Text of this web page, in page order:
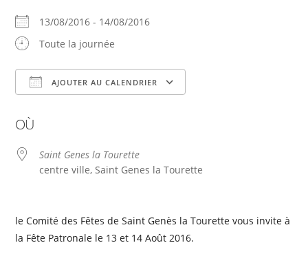
13/08/2016 - 14/08/2016
Toute la journée
AJOUTER AU CALENDRIER
OÙ
Saint Genes la Tourette
centre ville, Saint Genes la Tourette
le Comité des Fêtes de Saint Genès la Tourette vous invite à
la Fête Patronale le 13 et 14 Août 2016.